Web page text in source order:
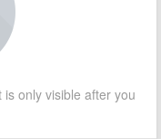
only visible after you